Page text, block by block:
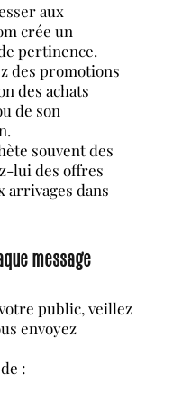
aux
crée un
pertinence.
des promotions
des achats
de son
souvent des
lui des offres
arrivages dans
message
public, veillez
envoyez
: